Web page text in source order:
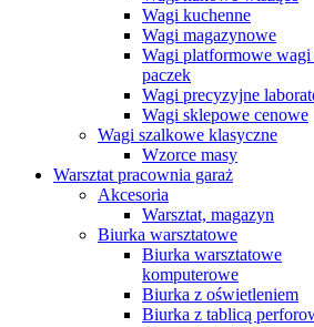
Wagi kuchenne
Wagi magazynowe
Wagi platformowe wagi
paczek
Wagi precyzyjne
Wagi sklepowe cenowe
Wagi szalkowe klasyczne
Wzorce masy
Warsztat pracownia garaż
Akcesoria
Warsztat, magazyn
Biurka warsztatowe
Biurka warsztatowe
komputerowe
Biurka z oświetleniem
Biurka z tablicą